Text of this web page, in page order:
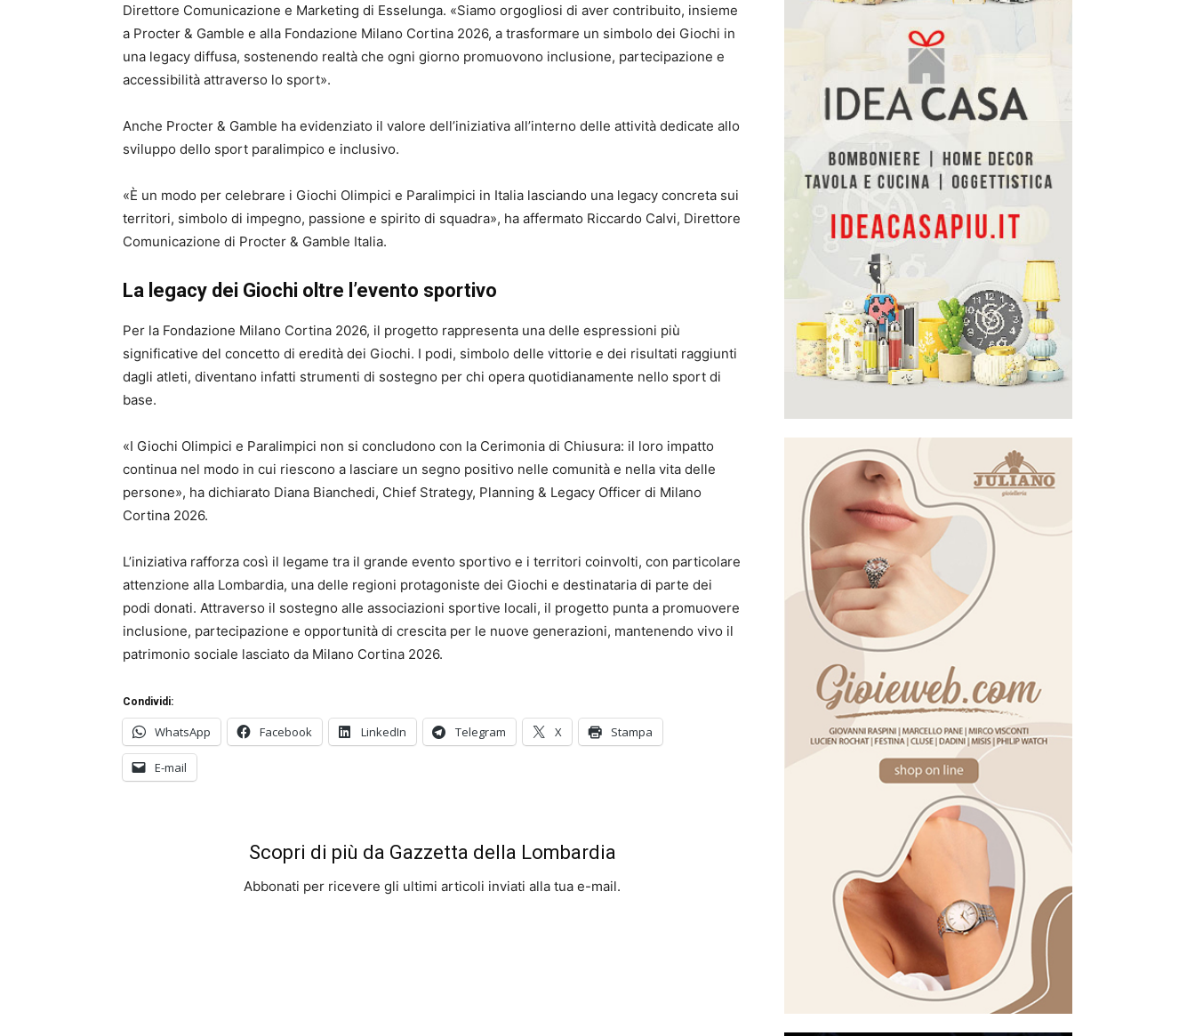
Direttore Comunicazione e Marketing di Esselunga. «Siamo orgogliosi di aver contribuito, insieme
a Procter & Gamble e alla Fondazione Milano Cortina 2026, a trasformare un simbolo dei Giochi in
una legacy diffusa, sostenendo realtà che ogni giorno promuovono inclusione, partecipazione e
accessibilità attraverso lo sport».
Anche Procter & Gamble ha evidenziato il valore dell’iniziativa all’interno delle attività dedicate allo
sviluppo dello sport paralimpico e inclusivo.
«È un modo per celebrare i Giochi Olimpici e Paralimpici in Italia lasciando una legacy concreta sui
territori, simbolo di impegno, passione e spirito di squadra», ha affermato Riccardo Calvi, Direttore
Comunicazione di Procter & Gamble Italia.
La legacy dei Giochi oltre l’evento sportivo
Per la Fondazione Milano Cortina 2026, il progetto rappresenta una delle espressioni più
significative del concetto di eredità dei Giochi. I podi, simbolo delle vittorie e dei risultati raggiunti
dagli atleti, diventano infatti strumenti di sostegno per chi opera quotidianamente nello sport di
base.
«I Giochi Olimpici e Paralimpici non si concludono con la Cerimonia di Chiusura: il loro impatto
continua nel modo in cui riescono a lasciare un segno positivo nelle comunità e nella vita delle
persone», ha dichiarato Diana Bianchedi, Chief Strategy, Planning & Legacy Officer di Milano
Cortina 2026.
L’iniziativa rafforza così il legame tra il grande evento sportivo e i territori coinvolti, con particolare
attenzione alla Lombardia, una delle regioni protagoniste dei Giochi e destinataria di parte dei
podi donati. Attraverso il sostegno alle associazioni sportive locali, il progetto punta a promuovere
inclusione, partecipazione e opportunità di crescita per le nuove generazioni, mantenendo vivo il
patrimonio sociale lasciato da Milano Cortina 2026.
Condividi:
WhatsApp Facebook LinkedIn Telegram X Stampa
E-mail
Scopri di più da Gazzetta della Lombardia
Abbonati per ricevere gli ultimi articoli inviati alla tua e-mail.